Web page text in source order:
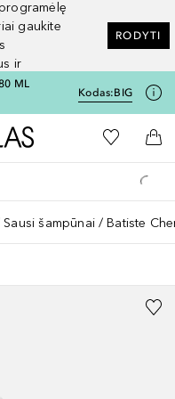
gaukite
ir
RODYTI
ML
Kodas:BIG
Į Douglas pagrindinį
Į mano
Į
Sausi šampūnai Batiste